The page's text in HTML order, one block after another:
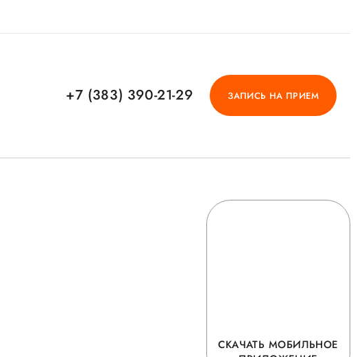
+7 (383) 390-21-29 ЗАПИСЬ НА ПРИЕМ
СКАЧАТЬ МОБИЛЬНОЕ